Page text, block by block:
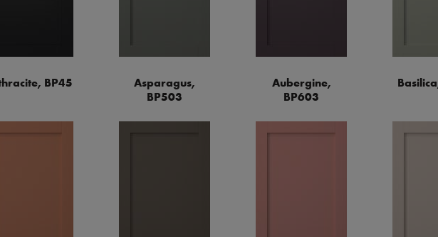
BP45
Asparagus,
BP503
Aubergine,
BP603